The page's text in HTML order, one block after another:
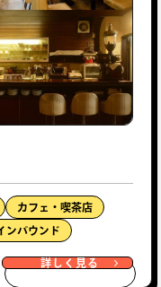
カフェ・喫茶店
ンバウンド
詳しく見る